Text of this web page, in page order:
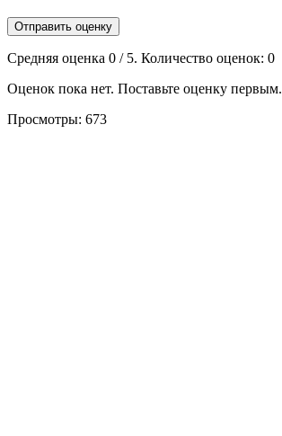
Отправить оценку
Средняя оценка 0 / 5. Количество оценок: 0
Оценок пока нет. Поставьте оценку первым.
Просмотры: 673